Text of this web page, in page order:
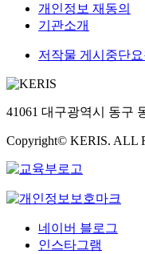
개인정보 재동의
기관소개
저작물 게시중단요
41061 대구광역시 동구
Copyright© KERIS. ALL
네이버 블로그
인스타그램